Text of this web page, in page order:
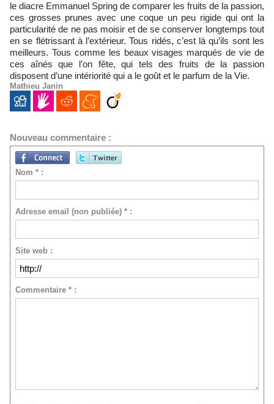
le diacre Emmanuel Spring de comparer les fruits de la passion,
ces grosses prunes avec une coque un peu rigide qui ont la
particularité de ne pas moisir et de se conserver longtemps tout
en se flétrissant à l’extérieur. Tous ridés, c’est là qu’ils sont les
meilleurs. Tous comme les beaux visages marqués de vie de
ces aînés que l’on fête, qui tels des fruits de la passion
disposent d’une intériorité qui a le goût et le parfum de la Vie.
Mathieu Janin
Nouveau commentaire :
Nom * :
Adresse email (non publiée) * :
Site web :
Commentaire * :